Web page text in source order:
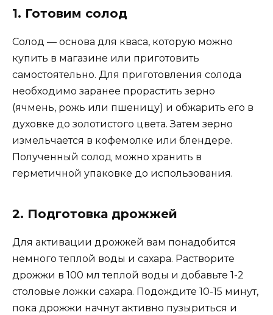
1. Готовим солод
Солод — основа для кваса, которую можно
купить в магазине или приготовить
самостоятельно. Для приготовления солода
необходимо заранее прорастить зерно
(ячмень, рожь или пшеницу) и обжарить его в
духовке до золотистого цвета. Затем зерно
измельчается в кофемолке или блендере.
Полученный солод можно хранить в
герметичной упаковке до использования.
2. Подготовка дрожжей
Для активации дрожжей вам понадобится
немного теплой воды и сахара. Растворите
дрожжи в 100 мл теплой воды и добавьте 1-2
столовые ложки сахара. Подождите 10-15 минут,
пока дрожжи начнут активно пузыриться и